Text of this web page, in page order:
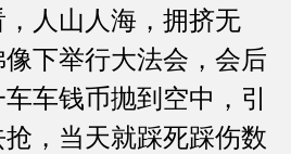
人山人海，拥挤无
下举行大法会，会后
车钱币抛到空中，引
，当天就踩死踩伤数